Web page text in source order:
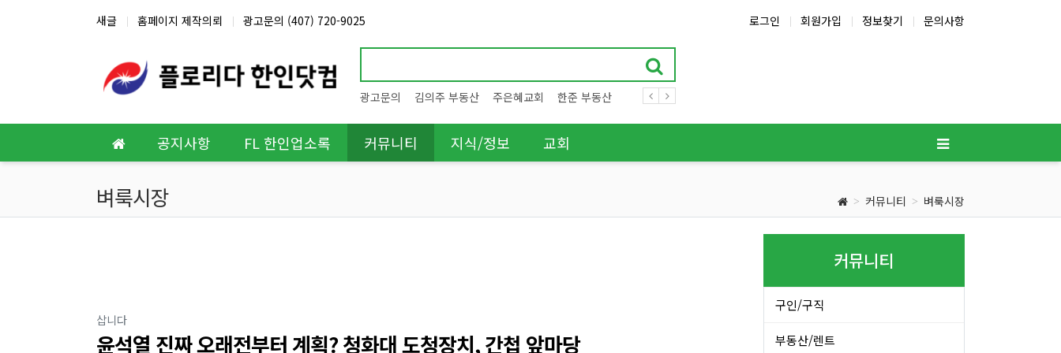
새글 홈페이지 제작의뢰 광고문의 (407) 720-9025 로그인 회원가입 정보찾기 문의사항
광고문의 김의주 부동산 주은혜교회 한준 부동산
공지사항 FL 한인업소록 커뮤니티 지식/정보 교회
벼룩시장 커뮤니티 벼룩시장
삽니다분류
윤석열 진짜 오래전부터 계획? 청화대 도청장치, 간첩 앞마당
커뮤니티
구인/구직
부동산/렌트